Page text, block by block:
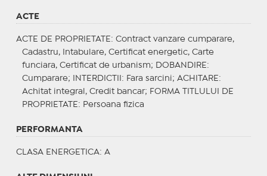
ACTE
ACTE DE PROPRIETATE : Contract vanzare cumparare,
Cadastru, Intabulare, Certificat energetic, Carte
funciara, Certificat de urbanism;
DOBANDIRE :
Cumparare;
INTERDICTII : Fara sarcini; ACHITARE :
Achitat integral, Credit bancar; FORMA TITLULUI DE
PROPRIETATE : Persoana fizica
PERFORMANTA
CLASA ENERGETICA: A